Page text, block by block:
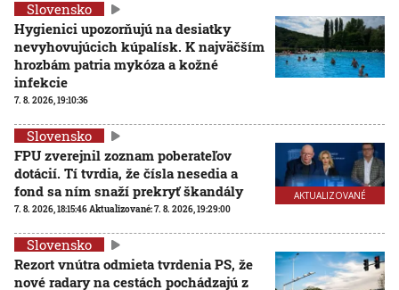
Slovensko
Hygienici upozorňujú na desiatky
nevyhovujúcich kúpalísk. K najväčším
hrozbám patria mykóza a kožné
infekcie
7. 8. 2026, 19:10:36
AKTUALIZOVANÉ
Slovensko
FPU zverejnil zoznam poberateľov
dotácií. Tí tvrdia, že čísla nesedia a
fond sa ním snaží prekryť škandály
7. 8. 2026, 18:15:46Aktualizované:7. 8. 2026, 19:29:00
Slovensko
Rezort vnútra odmieta tvrdenia PS, že
nové radary na cestách pochádzajú z